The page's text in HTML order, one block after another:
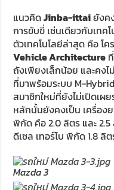
แนวคิดJinba-ittaiยังค
การขับขี่ เช่นเดียวกับเทค
ตัวเทคโนโลยีล่าสุด คือ โ
Vehicle Architecture
ถังเพียงเล็กน้อย และคง
ที่มาพร้อมระบบ M-
สมาชิกใหม่ที่ยังไม่เปิดเผ
หลักนั้นยังคงเป็น เครื่อง
พิกัด คือ 2.0 ลิตร และ
ดีเซล เทอร์โบ พิกัด 1.8 ลิ
Mazda 3